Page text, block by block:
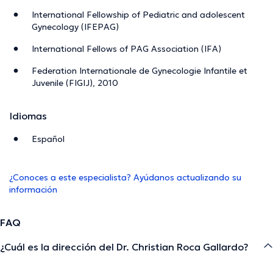
International Fellowship of Pediatric and adolescent
Gynecology (IFEPAG)
International Fellows of PAG Association (IFA)
Federation Internationale de Gynecologie Infantile et
Juvenile (FIGIJ), 2010
Idiomas
Español
¿Conoces a este especialista? Ayúdanos actualizando su
información
FAQ
¿Cuál es la dirección del Dr. Christian Roca Gallardo?